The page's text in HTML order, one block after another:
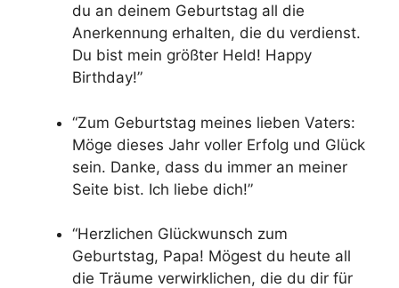
du an deinem Geburtstag all die
Anerkennung erhalten, die du verdienst.
Du bist mein größter Held! Happy
Birthday!”
“Zum Geburtstag meines lieben Vaters:
Möge dieses Jahr voller Erfolg und Glück
sein. Danke, dass du immer an meiner
Seite bist. Ich liebe dich!”
“Herzlichen Glückwunsch zum
Geburtstag, Papa! Mögest du heute all
die Träume verwirklichen, die du dir für